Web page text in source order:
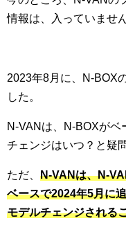
情報は、入っていません
2023年8月に、N-BOX
した。
N-VANは、N-BOXが
チェンジはいつ？と疑
ただ、 N-VANは、N-
ベースで2024年5月に
モデルチェンジされる